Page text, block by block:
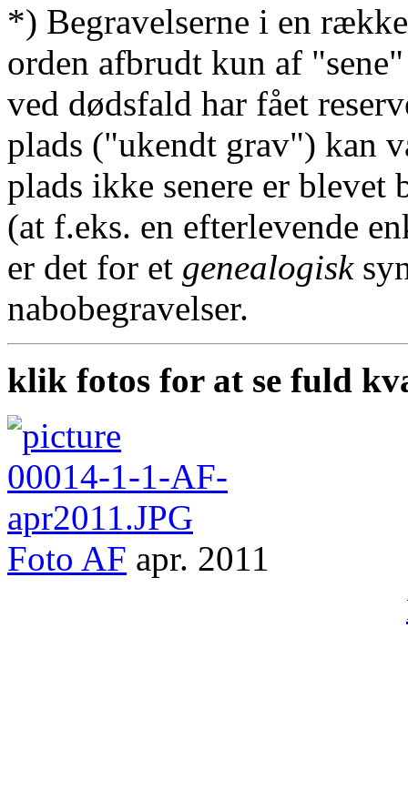
*) Begravelserne i en
orden afbrudt kun af
ved dødsfald har fået
plads ("ukendt grav") kan
plads ikke senere er
(at f.eks. en efterlevende
er det for et genealogisk
nabobegravelser.
klik fotos for at se fuld
Foto AF apr. 2011